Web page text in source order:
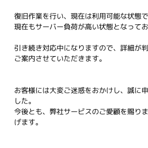
復旧作業を行い、現在は利用可能な状態
現在もサーバー負荷が高い状態となってお
引き続き対応中になりますので、詳細が判
ご案内させていただきます。
お客様には大変ご迷惑をおかけし、誠に
した。
今後とも、弊社サービスのご愛顧を賜り
げます。